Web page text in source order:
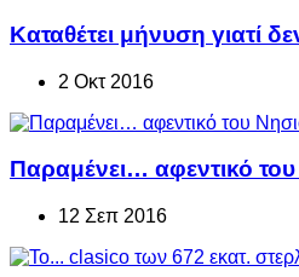
Καταθέτει μήνυση γιατί
2 Οκτ 2016
Παραμένει… αφεντικό
12 Σεπ 2016